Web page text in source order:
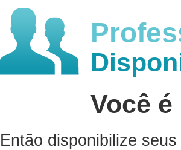
Você
Então disponibilize